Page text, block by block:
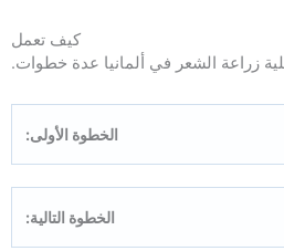
كيف تعمل
زراعة الشعر في ألمانيا عدة خطوات.
الخطوة الأولى:
الخطوة التالية: